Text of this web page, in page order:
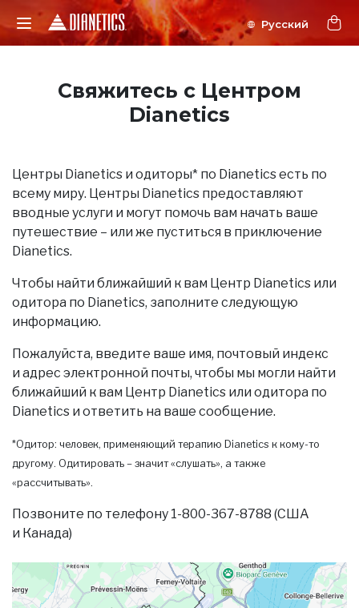
Свяжитесь с Центром
Dianetics
Центры Dianetics и одиторы* по Dianetics есть по
всему миру. Центры Dianetics предоставляют
вводные услуги и могут помочь вам начать ваше
путешествие – или же пуститься в приключение
Dianetics.
Чтобы найти ближайший к вам Центр Dianetics или
одитора по Dianetics, заполните следующую
информацию.
Пожалуйста, введите ваше имя, почтовый индекс
и адрес электронной почты, чтобы мы могли найти
ближайший к вам Центр Dianetics или одитора по
Dianetics и ответить на ваше сообщение.
*Одитор: человек, применяющий терапию Dianetics к кому-то
другому. Одитировать – значит «слушать», а также
«рассчитывать».
Позвоните по телефону 1-800-367-8788 (США
и Канада)